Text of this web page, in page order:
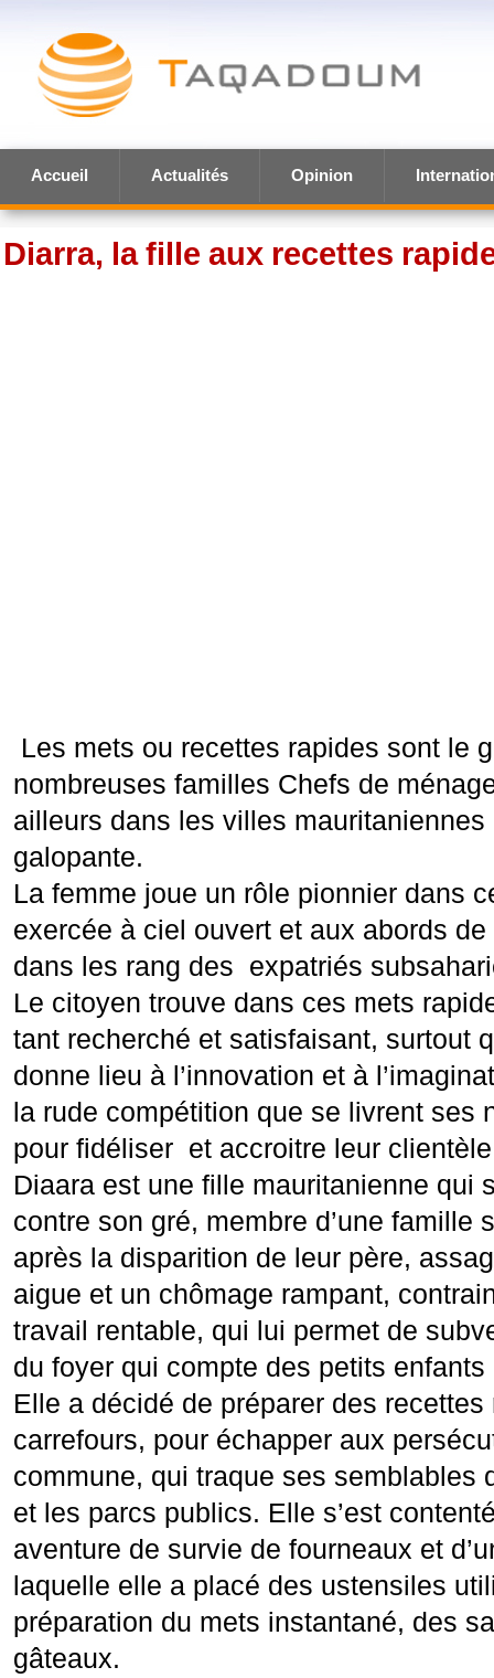
Accueil Actualités Opinion
Diarra, la fille aux recettes
Les mets ou recettes rapides sont le
nombreuses familles Chefs de
ailleurs dans les villes mauritaniennes
galopante.
La femme joue un rôle pionnier dans
exercée à ciel ouvert et aux abords
dans les rang des expatriés
Le citoyen trouve dans ces mets
tant recherché et satisfaisant, surtout
donne lieu à l’innovation et à
la rude compétition que se livrent ses
pour fidéliser et accroitre leur
Diaara est une fille mauritanienne qui
contre son gré, membre d’une famille
après la disparition de leur père,
aigue et un chômage rampant,
travail rentable, qui lui permet de
du foyer qui compte des petits
Elle a décidé de préparer des
carrefours, pour échapper aux
commune, qui traque ses semblables
et les parcs publics. Elle s’est
aventure de survie de fourneaux et
laquelle elle a placé des ustensiles
préparation du mets instantané, des
gâteaux.